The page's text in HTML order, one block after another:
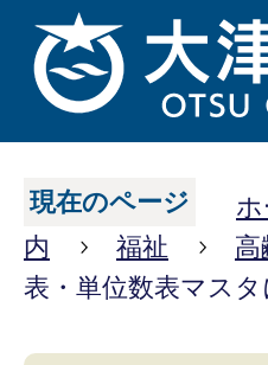
現在のページ
内
福祉 高
表・単位数表マス